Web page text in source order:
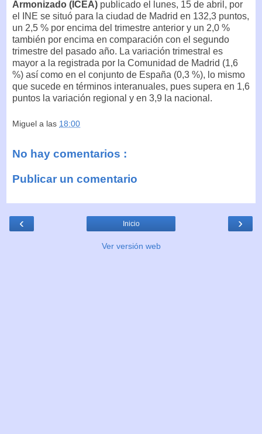
Armonizado (ICEA) publicado el lunes, 15 de abril, por
el INE se situó para la ciudad de Madrid en 132,3 puntos,
un 2,5 % por encima del trimestre anterior y un 2,0 %
también por encima en comparación con el segundo
trimestre del pasado año. La variación trimestral es
mayor a la registrada por la Comunidad de Madrid (1,6
%) así como en el conjunto de España (0,3 %), lo mismo
que sucede en términos interanuales, pues supera en 1,6
puntos la variación regional y en 3,9 la nacional.
Miguel a las 18:00
No hay comentarios :
Publicar un comentario
‹ ›
Inicio
Ver versión web